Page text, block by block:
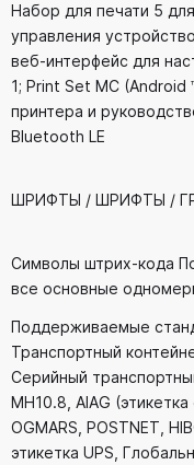
Набор для печати 5
управления
веб-интерфейс для
1; Print Set MC
принтера и
Bluetooth LE
ШРИФТЫ / ШРИФТЫ /
Символы штрих-кода
все основные
Поддерживаемые
Транспортный
Серийный
MH10.8, AIAG
OGMARS, POSTNET,
этикетка UPS,